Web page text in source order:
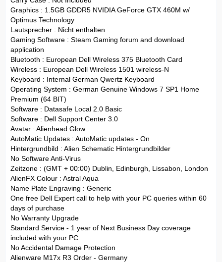
Graphics : 1.5GB GDDR5 NVIDIA GeForce GTX 460M w/
Optimus Technology
Lautsprecher : Nicht enthalten
Gaming Software : Steam Gaming forum and download
application
Bluetooth : European Dell Wireless 375 Bluetooth Card
Wireless : European Dell Wireless 1501 wireless-N
Keyboard : Internal German Qwertz Keyboard
Operating System : German Genuine Windows 7 SP1 Home
Premium (64 BIT)
Software : Datasafe Local 2.0 Basic
Software : Dell Support Center 3.0
Avatar : Alienhead Glow
AutoMatic Updates : AutoMatic updates - On
Hintergrundbild : Alien Schematic Hintergrundbilder
No Software Anti-Virus
Zeitzone : (GMT + 00:00) Dublin, Edinburgh, Lissabon, London
AlienFX Colour : Astral Aqua
Name Plate Engraving : Generic
One free Dell Expert call to help with your PC queries within 60
days of purchase
No Warranty Upgrade
Standard Service - 1 year of Next Business Day coverage
included with your PC
No Accidental Damage Protection
Alienware M17x R3 Order - Germany